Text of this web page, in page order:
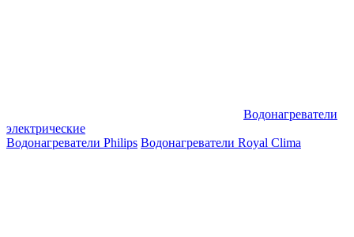
Водонагреватели
электрические
Водонагреватели Philips Водонагреватели Royal Clima